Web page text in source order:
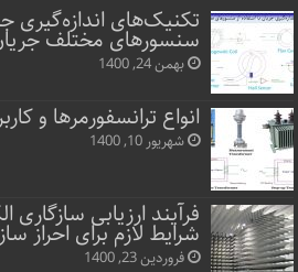
تکنیک‌های اندازه‌گیری
سنسورهای مختلف
بهمن 24, 1400
انواع ترانسفورمرها و
شهریور 10, 1400
فرآیند ارزیابی
شرایط لازم برای احراز
فروردین 23, 1400